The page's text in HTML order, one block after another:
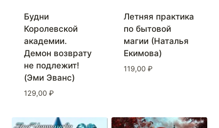
Будни
Королевской
академии.
Демон возврату
не подлежит!
(Эми Эванс)
129,00 ₽
Летняя практика
по бытовой
магии (Наталья
Екимова)
119,00 ₽